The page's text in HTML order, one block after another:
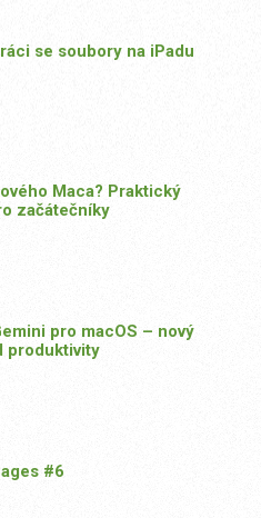
se soubory na iPadu
Maca? Praktický
začátečníky
pro macOS – nový
produktivity
#6